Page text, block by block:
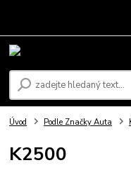
Úvod Podle Značky Auta
K2500